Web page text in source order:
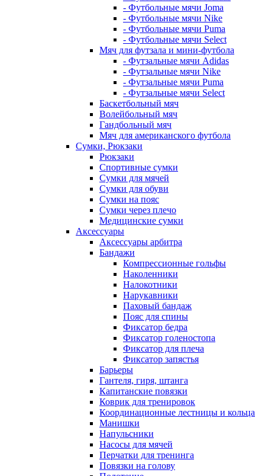
- Футбольные мячи Joma
- Футбольные мячи Nike
- Футбольные мячи Puma
- Футбольные мячи Select
Мяч для футзала и мини-футбола
- Футзальные мячи Adidas
- Футзальные мячи Nike
- Футзальные мячи Puma
- Футзальные мячи Select
Баскетбольный мяч
Волейбольный мяч
Гандбольный мяч
Мяч для американского футбола
Сумки, Рюкзаки
Рюкзаки
Спортивные сумки
Сумки для мячей
Сумки для обуви
Сумки на пояс
Сумки через плечо
Медицинские сумки
Аксессуары
Аксессуары арбитра
Бандажи
Компрессионные гольфы
Наколенники
Налокотники
Нарукавники
Паховый бандаж
Пояс для спины
Фиксатор бедра
Фиксатор голеностопа
Фиксатор для плеча
Фиксатор запястья
Барьеры
Гантеля, гиря, штанга
Капитанские повязки
Коврик для тренировок
Координационные лестницы и кольца
Манишки
Напульсники
Насосы для мячей
Перчатки для тренинга
Повязки на голову